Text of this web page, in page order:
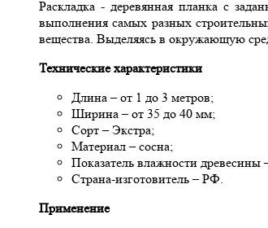
Раскладка - деревянная планка с
выполнения самых разных
вещества. Выделяясь в окружающую
Технические характеристики
Длина – от 1 до 3 метров;
Ширина – от 35 до 40 мм;
Сорт – Экстра;
Материал – сосна;
Показатель влажности древесины
Страна-изготовитель – РФ.
Применение